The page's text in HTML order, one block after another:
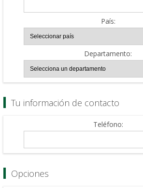
País:
Departamento:
Tu información de contacto
Teléfono:
Opciones